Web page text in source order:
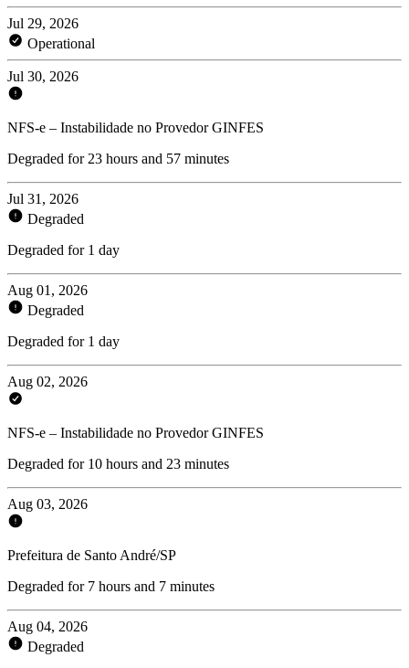
Jul 29, 2026
Operational
Jul 30, 2026
NFS-e – Instabilidade no Provedor GINFES
Degraded for 23 hours and 57 minutes
Jul 31, 2026
Degraded
Degraded for 1 day
Aug 01, 2026
Degraded
Degraded for 1 day
Aug 02, 2026
NFS-e – Instabilidade no Provedor GINFES
Degraded for 10 hours and 23 minutes
Aug 03, 2026
Prefeitura de Santo André/SP
Degraded for 7 hours and 7 minutes
Aug 04, 2026
Degraded